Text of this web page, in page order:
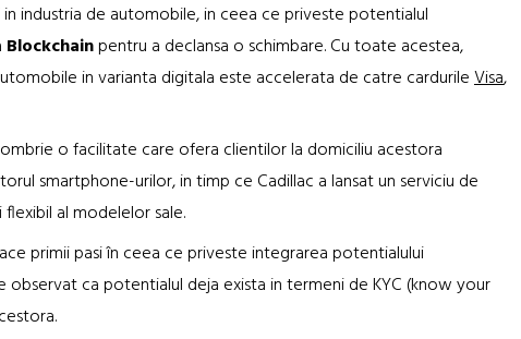
in industria de automobile, in ceea ce priveste potentialul
Blockchainpentru a declansa o schimbare. Cu toate acestea,
in varianta digitala este accelerata de catre cardurileVisa,
o facilitate care ofera clientilor la domiciliu acestora
smartphone-urilor, in timp ce Cadillac a lansat un serviciu de
flexibil al modelelor sale.
primii pasi în ceea ce priveste integrarea potentialului
ca potentialul deja exista in termeni de KYC (know your